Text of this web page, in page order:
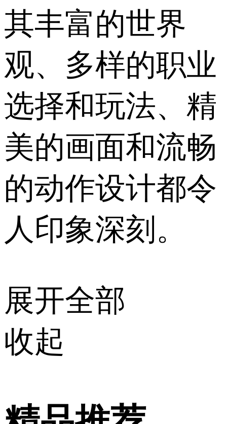
其丰富的世界
观、多样的职业
选择和玩法、精
美的画面和流畅
的动作设计都令
人印象深刻。
展开全部
收起